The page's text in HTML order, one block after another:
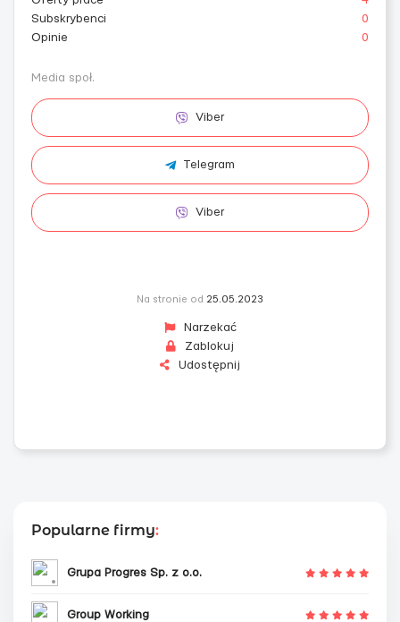
Subskrybenci
0
Opinie
0
Media społ.
Viber
Telegram
Viber
Na stronie od 25.05.2023
Narzekać
Zablokuj
Udostępnij
Popularne firmy:
Grupa Progres Sp. z o.o.
Group Working